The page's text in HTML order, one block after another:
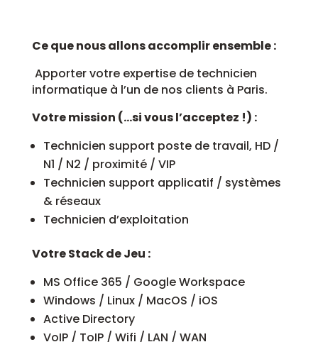
Ce que nous allons accomplir ensemble :
Apporter votre expertise de technicien
informatique à l’un de nos clients à Paris.
Votre mission (…si vous l’acceptez !) :
Technicien support poste de travail, HD /
N1 / N2 / proximité / VIP
Technicien support applicatif / systèmes
& réseaux
Technicien d’exploitation
Votre Stack de Jeu :
MS Office 365 / Google Workspace
Windows / Linux / MacOS / iOS
Active Directory
VoIP / ToIP / Wifi / LAN / WAN